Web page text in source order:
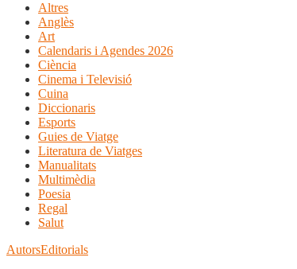
Altres
Anglès
Art
Calendaris i Agendes 2026
Ciència
Cinema i Televisió
Cuina
Diccionaris
Esports
Guies de Viatge
Literatura de Viatges
Manualitats
Multimèdia
Poesia
Regal
Salut
AutorsEditorials